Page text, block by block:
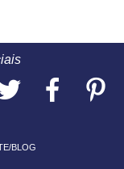
BLOG